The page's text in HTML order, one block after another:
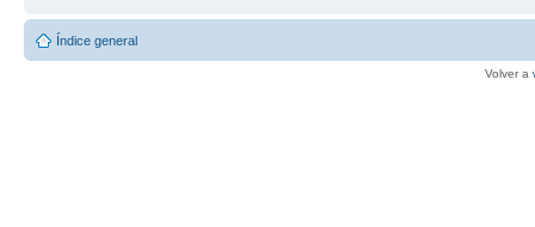
Índice general
Volver a